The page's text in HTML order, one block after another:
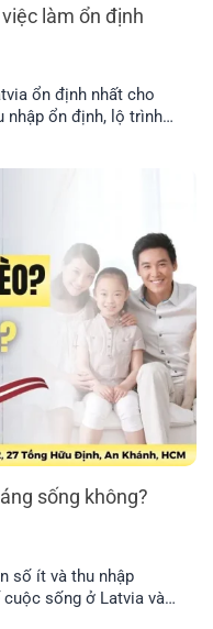
làm ổn định
ổn định nhất cho
nhập ổn định, lộ trình
sống không?
số ít và thu nhập
sống ở Latvia và